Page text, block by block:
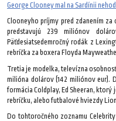
George Clooney mal na Sardínii
Clooneyho príjmy pred zdanením za
predstavujú 239 miliónov
Päťdesiatsedemročný rodák z
rebríčka za boxera Floyda
Tretia je modelka, televízna
milióna dolárov (142 miliónov eur).
formácia Coldplay, Ed Sheeran,
rebríčku, alebo futbalové hviezdy
Do tohtoročného zoznamu